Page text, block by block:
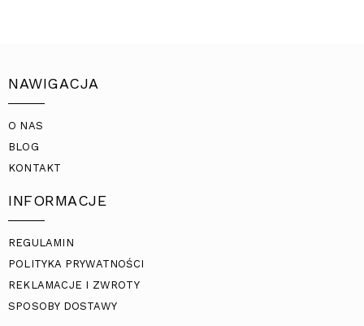
NAWIGACJA
O NAS
BLOG
KONTAKT
INFORMACJE
REGULAMIN
POLITYKA PRYWATNOŚCI
REKLAMACJE I ZWROTY
SPOSOBY DOSTAWY